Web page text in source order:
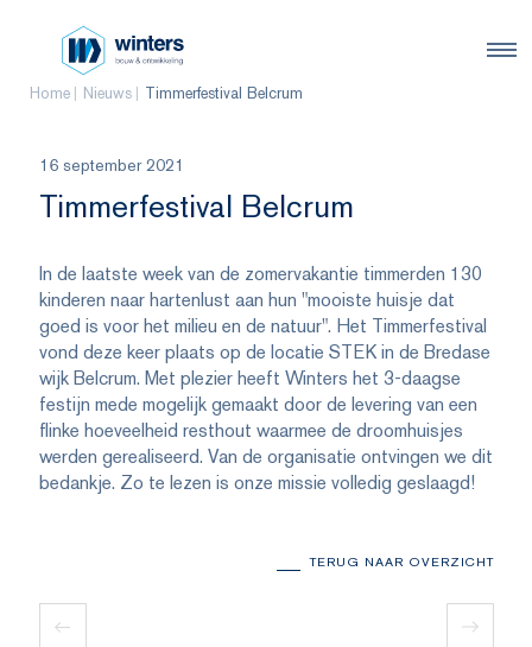
Home Nieuws Timmerfestival Belcrum
16 september 2021
Timmerfestival Belcrum
In de laatste week van de zomervakantie timmerden 130
kinderen naar hartenlust aan hun "mooiste huisje dat
goed is voor het milieu en de natuur". Het Timmerfestival
vond deze keer plaats op de locatie STEK in de Bredase
wijk Belcrum. Met plezier heeft Winters het 3-daagse
festijn mede mogelijk gemaakt door de levering van een
flinke hoeveelheid resthout waarmee de droomhuisjes
werden gerealiseerd. Van de organisatie ontvingen we dit
bedankje. Zo te lezen is onze missie volledig geslaagd!
TERUG NAAR OVERZICHT